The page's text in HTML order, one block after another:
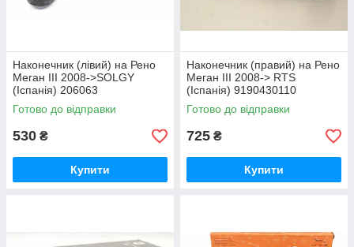
Наконечник (лівий) на Рено
Меган III 2008->SOLGY
(Іспанія) 206063
Готово до відправки
530 ₴
Купити
Наконечник (правий) на Рено
Меган III 2008-> RTS
(Іспанія) 9190430110
Готово до відправки
725 ₴
Купити